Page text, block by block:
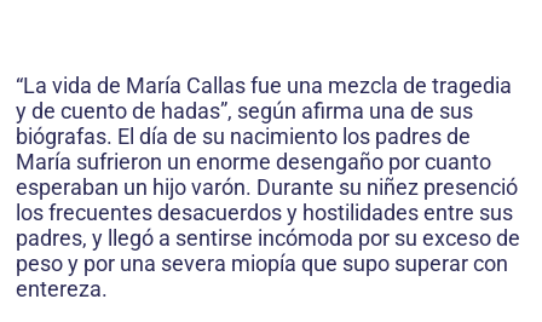
“La vida de María Callas fue una mezcla de tragedia
y de cuento de hadas”, según afirma una de sus
biógrafas. El día de su nacimiento los padres de
María sufrieron un enorme desengaño por cuanto
esperaban un hijo varón. Durante su niñez presenció
los frecuentes desacuerdos y hostilidades entre sus
padres, y llegó a sentirse incómoda por su exceso de
peso y por una severa miopía que supo superar con
entereza.